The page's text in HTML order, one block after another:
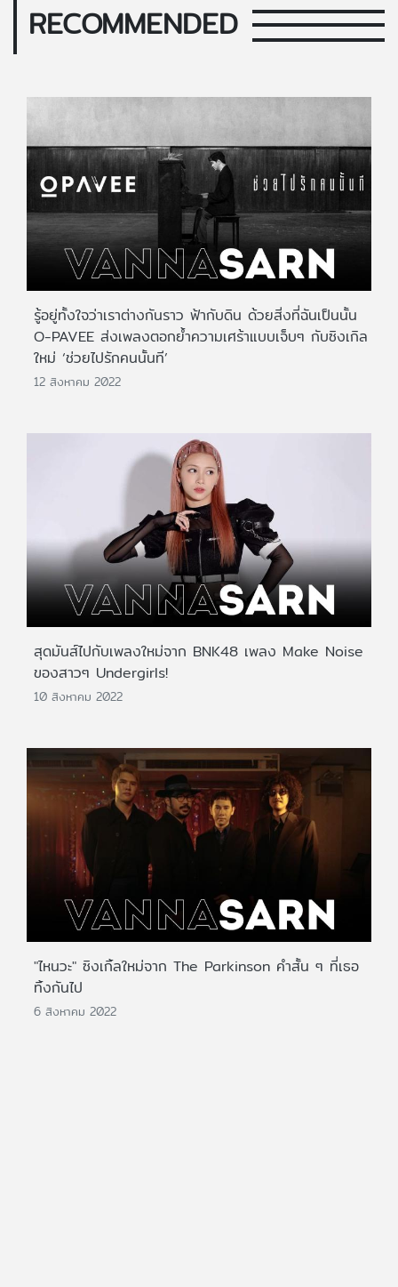
RECOMMENDED
รู้อยู่ทั้งใจว่าเราต่างกันราว ฟ้ากับดิน ด้วยสิ่งที่ฉันเป็นนั้น
O-PAVEE ส่งเพลงตอกย้ำความเศร้าแบบเจ็บๆ กับซิงเกิล
ใหม่ ‘ช่วยไปรักคนนั้นที’
12 สิงหาคม 2022
สุดมันส์ไปกับเพลงใหม่จาก BNK48 เพลง Make Noise
ของสาวๆ Undergirls!
10 สิงหาคม 2022
"ไหนวะ" ซิงเกิ้ลใหม่จาก The Parkinson คำสั้น ๆ ที่เธอ
ทิ้งกันไป
6 สิงหาคม 2022